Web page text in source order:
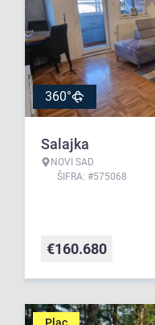
360°
Salajka
NOVI SAD
ŠIFRA: #575068
€160.680